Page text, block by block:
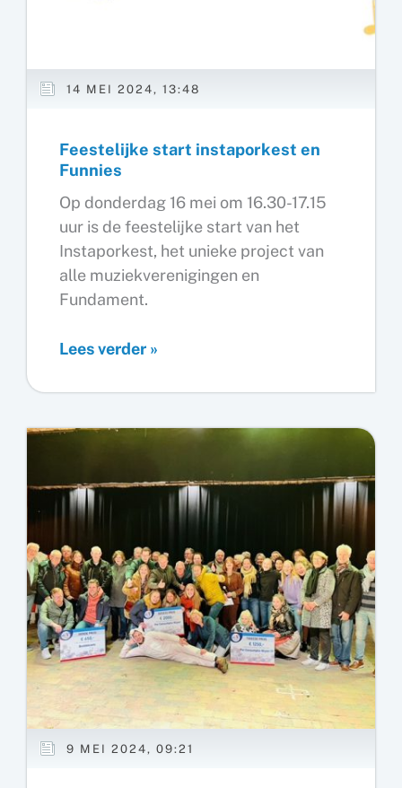
14 MEI 2024, 13:48
Feestelijke start instaporkest en
Funnies
Op donderdag 16 mei om 16.30-17.15
uur is de feestelijke start van het
Instaporkest, het unieke project van
alle muziekverenigingen en
Fundament.
Feestelijke
en
Lees verder »
9 MEI 2024, 09:21